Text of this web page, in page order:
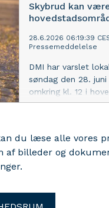
Forsyningsselskab,
ekstra
blive oversvømmet
kan løsne sig.
havnebade og ved
Skybrud kan
28.6.2026 06:19:39
Pressemeddelelse
DMI har varslet
søndag den 28.
omkring kl. 12 i
HOFOR,
blive
kan løsne sig.
du læse alle vores
af billeder og